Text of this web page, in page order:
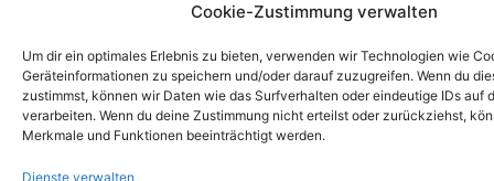
Cookie-Zustimmung verwalten
Um dir ein optimales Erlebnis zu bieten, verwenden wir Technologien wie
Geräteinformationen zu speichern und/oder darauf zuzugreifen. Wenn du
zustimmst, können wir Daten wie das Surfverhalten oder eindeutige IDs auf
verarbeiten. Wenn du deine Zustimmung nicht erteilst oder zurückziehst,
Merkmale und Funktionen beeinträchtigt werden.
Dienste verwalten